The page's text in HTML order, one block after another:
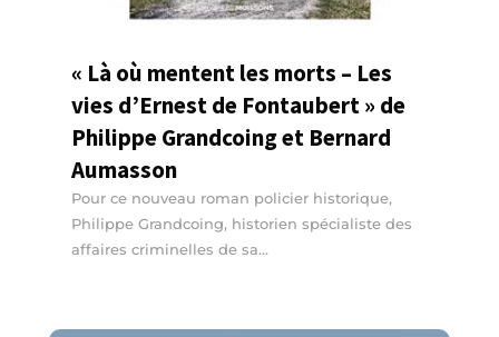
« Là où mentent les morts – Les
vies d’Ernest de Fontaubert » de
Philippe Grandcoing et Bernard
Aumasson
Pour ce nouveau roman policier historique,
Philippe Grandcoing, historien spécialiste des
affaires criminelles de sa...